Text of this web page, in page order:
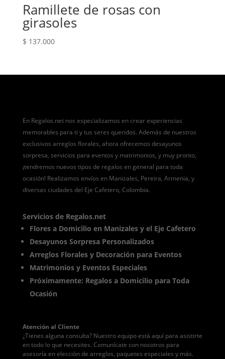
Ramillete de rosas con
girasoles
$ 137.000
En Regalos.net nos especializamos en crear experiencias
memorables para ti y tus seres queridos. Además de nuestros
exclusivos arreglos florales, ahora ofrecemos desayunos
sorpresa, servicios para eventos y matrimonios, y muy pronto,
¡tendremos nuevos tipos de regalos en general para toda
ocasión! Realizamos envíos en Manizales, Pereira, Armenia, y
diversas ciudades del Eje Cafetero, Colombia.
Servicios de Regalos.net
Flores a Domicilio en Manizales y el Eje Cafetero
Desayunos Sorpresa Personalizados
Arreglos Florales y Decoración para Eventos
Matrimonios y Eventos Especiales
Próximamente: Regalos a Domicilio para Toda
Ocasión
Atención al Cliente
¿Tienes alguna consulta? Nuestro equipo está aquí para asistirte
en todo lo que necesites. Comunícate con nosotros para
asesoría en elección de arreglos, paquetes especiales y más.